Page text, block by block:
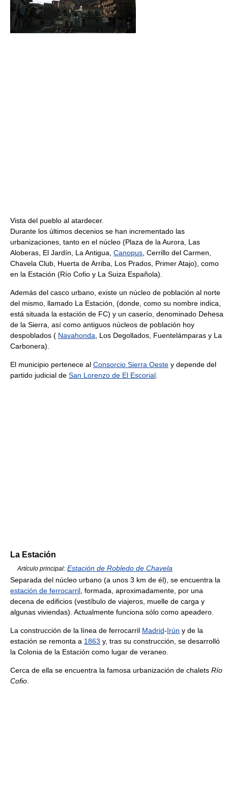
Vista del pueblo al atardecer.
Durante los últimos decenios se han incrementado las
urbanizaciones, tanto en el núcleo (Plaza de la Aurora, Las
Aloberas, El Jardín, La Antigua, Canopus , Cerrillo del Carmen,
Chavela Club, Huerta de Arriba, Los Prados, Primer Atajo), como
en la Estación (Río Cofio y La Suiza Española).
Además del casco urbano, existe un núcleo de población al norte
del mismo, llamado La Estación, (donde, como su nombre indica,
está situada la estación de FC) y un caserío, denominado Dehesa
de la Sierra, así como antiguos núcleos de población hoy
despoblados ( Navahonda , Los Degollados, Fuentelámparas y La
Carbonera).
El municipio pertenece al Consorcio Sierra Oeste y depende del
partido judicial de San Lorenzo de El Escorial
La Estación
Artículo principal: Estación de Robledo de Chavela
Separada del núcleo urbano (a unos 3 km de él), se encuentra la
estación de ferrocarril , formada, aproximadamente, por una
decena de edificios (vestíbulo de viajeros, muelle de carga y
algunas viviendas). Actualmente funciona sólo como apeadero.
La construcción de la línea de ferrocarril Madrid-Irún y de la
estación se remonta a 1863 y, tras su construcción, se desarrolló
la Colonia de la Estación como lugar de veraneo.
Cerca de ella se encuentra la famosa urbanización de chalets Río
Cofio